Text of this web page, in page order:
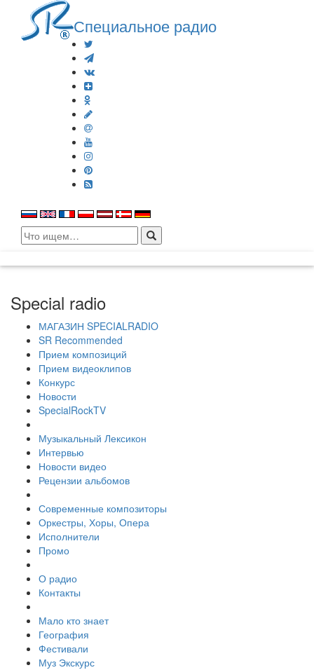
Специальное радио
Search
for:
Special radio
МАГАЗИН SPECIALRADIO
SR Recommended
Прием композиций
Прием видеоклипов
Конкурс
Новости
SpecialRockTV
Музыкальный Лексикон
Интервью
Новости видео
Рецензии альбомов
Современные композиторы
Оркестры, Хоры, Опера
Исполнители
Промо
О радио
Контакты
Мало кто знает
География
Фестивали
Муз Экскурс